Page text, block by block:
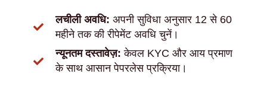
लचीली अवधि: अपनी सुविधा अनुसार 12 से 60
महीने तक की रीपेमेंट अवधि चुनें।
न्यूनतम दस्तावेज़: केवल KYC और आय प्रमाण
के साथ आसान पेपरलेस प्रक्रिया।